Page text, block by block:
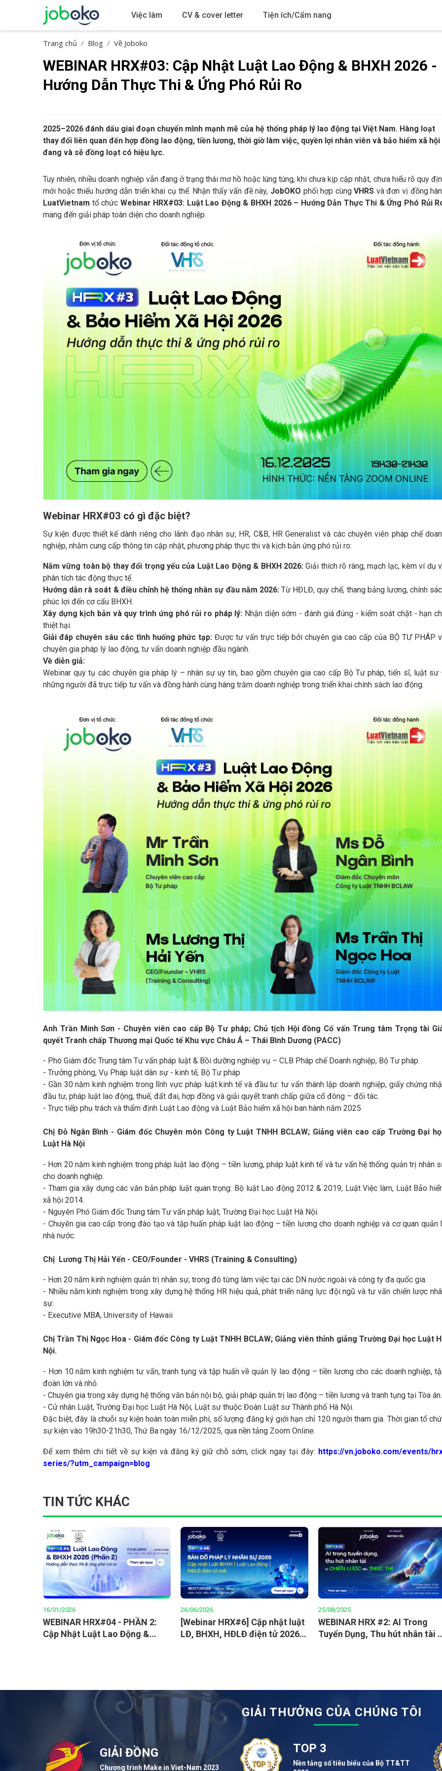
Việc làm CV & cover letter Tiện ích/Cẩm nang
Trang chủ Blog Về Joboko
WEBINAR HRX#03: Cập Nhật Luật Lao Động & BHXH 2026 -
Hướng Dẫn Thực Thi & Ứng Phó Rủi Ro
2025–2026 đánh dấu giai đoạn chuyển mình mạnh mẽ của hệ thống pháp lý lao động tại Việt Nam. Hàng loạt
thay đổi liên quan đến hợp đồng lao động, tiền lương, thời giờ làm việc, quyền lợi nhân viên và bảo hiểm xã hội
đang và sẽ đồng loạt có hiệu lực.
Tuy nhiên, nhiều doanh nghiệp vẫn đang ở trạng thái mơ hồ hoặc lúng túng, khi chưa kịp cập nhật, chưa hiểu rõ quy
mới hoặc thiếu hướng dẫn triển khai cụ thể. Nhận thấy vấn đề này, JobOKO phối hợp cùngVHRS và đơn vị đồng
LuatVietnam tổ chức Webinar HRX#03: Luật Lao Động & BHXH 2026 – Hướng Dẫn Thực Thi & Ứng Phó Rủi
mang đến giải pháp toàn diện cho doanh nghiệp.
Webinar HRX#03 có gì đặc biệt?
Sự kiện được thiết kế dành riêng cho lãnh đạo nhân sự, HR, C&B, HR Generalist và các chuyên viên pháp chế
nghiệp, nhằm cung cấp thông tin cập nhật, phương pháp thực thi và kịch bản ứng phó rủi ro:
Nắm vững toàn bộ thay đổi trọng yếu của Luật Lao Động & BHXH 2026:Giải thích rõ ràng, mạch lạc, kèm ví dụ
phân tích tác động thực tế.
Hướng dẫn rà soát & điều chỉnh hệ thống nhân sự đầu năm 2026:Từ HĐLĐ, quy chế, thang bảng lương, chính
phúc lợi đến cơ cấu BHXH.
Xây dựng kịch bản và quy trình ứng phó rủi ro pháp lý: Nhận diện sớm - đánh giá đúng - kiểm soát chặt - hạn
thiệt hại.
Giải đáp chuyên sâu các tình huống phức tạp: Được tư vấn trực tiếp bởi chuyên gia cao cấp của BỘ TƯ PHÁP
chuyên gia pháp lý lao động, tư vấn doanh nghiệp đầu ngành.
Về diễn giả:
Webinar quy tụ các chuyên gia pháp lý – nhân sự uy tín, bao gồm chuyên gia cao cấp Bộ Tư pháp, tiến sĩ, luật sư
những người đã trực tiếp tư vấn và đồng hành cùng hàng trăm doanh nghiệp trong triển khai chính sách lao động.
Anh Trần Minh Sơn - Chuyên viên cao cấp Bộ Tư pháp; Chủ tịch Hội đồng Cố vấn Trung tâm Trọng tài
quyết Tranh chấp Thương mại Quốc tế Khu vực Châu Á – Thái Bình Dương (PACC)
- Phó Giám đốc Trung tâm Tư vấn pháp luật & Bồi dưỡng nghiệp vụ – CLB Pháp chế Doanh nghiệp, Bộ Tư pháp.
- Trưởng phòng, Vụ Pháp luật dân sự - kinh tế, Bộ Tư pháp
- Gần 30 năm kinh nghiệm trong lĩnh vực pháp luật kinh tế và đầu tư: tư vấn thành lập doanh nghiệp, giấy chứng
đầu tư, pháp luật lao động, thuế, đất đai, hợp đồng và giải quyết tranh chấp giữa cổ đông – đối tác.
- Trực tiếp phụ trách và thẩm định Luật Lao động và Luật Bảo hiểm xã hội ban hành năm 2025
Chị Đỗ Ngân Bình - Giám đốc Chuyên môn Công ty Luật TNHH BCLAW; Giảng viên cao cấp Trường Đại
Luật Hà Nội
- Hơn 20 năm kinh nghiệm trong pháp luật lao động – tiền lương, pháp luật kinh tế và tư vấn hệ thống quản trị nhân
cho doanh nghiệp.
- Tham gia xây dựng các văn bản pháp luật quan trọng: Bộ luật Lao động 2012 & 2019, Luật Việc làm, Luật Bảo
xã hội 2014.
- Nguyên Phó Giám đốc Trung tâm Tư vấn pháp luật, Trường Đại học Luật Hà Nội.
- Chuyên gia cao cấp trong đào tạo và tập huấn pháp luật lao động – tiền lương cho doanh nghiệp và cơ quan quản
nhà nước.
Chị Lương Thị Hải Yến - CEO/Founder - VHRS (Training & Consulting)
- Hơn 20 năm kinh nghiệm quản trị nhân sự, trong đó từng làm việc tại các DN nước ngoài và công ty đa quốc gia.
- Nhiều năm kinh nghiệm trong xây dựng hệ thống HR hiệu quả, phát triển năng lực đội ngũ và tư vấn chiến lược
sự.
- Executive MBA, University of Hawaii
Chị Trần Thị Ngọc Hoa - Giám đốc Công ty Luật TNHH BCLAW; Giảng viên thỉnh giảng Trường Đại học Luật
Nội.
- Hơn 10 năm kinh nghiệm tư vấn, tranh tụng và tập huấn về quản lý lao động – tiền lương cho các doanh nghiệp,
đoàn lớn và nhỏ.
- Chuyên gia trong xây dựng hệ thống văn bản nội bộ, giải pháp quản trị lao động – tiền lương và tranh tụng tại Tòa án.
- Cử nhân Luật, Trường Đại học Luật Hà Nội; Luật sư thuộc Đoàn Luật sư Thành phố Hà Nội.
Đặc biệt, đây là chuỗi sự kiện hoàn toàn miễn phí, số lượng đăng ký giới hạn chỉ 120 người tham gia. Thời gian tổ
sự kiện vào 19h30-21h30, Thứ Ba ngày 16/12/2025, qua nền tảng Zoom Online.
Để xem thêm chi tiết về sự kiện và đăng ký giữ chỗ sớm, click ngay tại đây: https://vn.joboko.com/events/
series/?utm_campaign=blog
TIN TỨC KHÁC
16/01/2026
WEBINAR HRX#04 - PHẦN 2:
Cập Nhật Luật Lao Động &
26/06/2026
[Webinar HRX#6] Cập nhật luật
LĐ, BHXH, HĐLĐ điện tử 2026
25/08/2025
WEBINAR HRX #2: AI Trong
Tuyển Dụng, Thu hút nhân tài -
GIẢI THƯỞNG CỦA CHÚNG TÔI
GIẢI ĐỒNG
Chương trình Make in Viet-Nam 2023
TOP 3
Nền tảng số tiêu biểu của Bộ TT&TT